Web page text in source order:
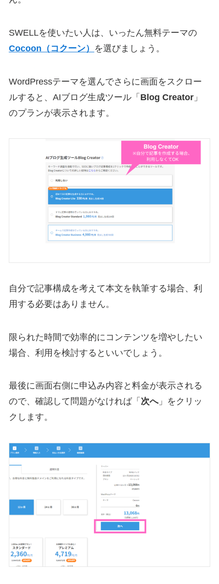
SWELLを使いたい人は、いったん無料テーマの
Cocoon（コクーン）
を選びましょう。
WordPressテーマを選んでさらに画面をスクロー
ルすると、AIブログ生成ツール「 Blog Creator」
のプランが表示されます。
自分で記事構成を考えて本文を執筆する場合、利
用する必要はありません。
限られた時間で効率的にコンテンツを増やしたい
場合、利用を検討するといいでしょう。
最後に画面右側に申込み内容と料金が表示される
ので、確認して問題がなければ「 次へ」をクリッ
クします。